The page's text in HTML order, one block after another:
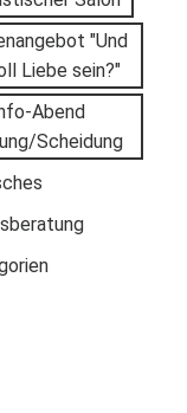
"Und
Liebe sein?"
Abend
Scheidung